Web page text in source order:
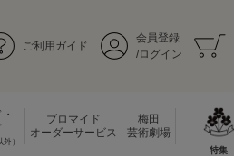
ご利用ガイド
会員登録
/ログイン
）
ブロマイド
オーダーサービス
梅田
芸術劇場
特集